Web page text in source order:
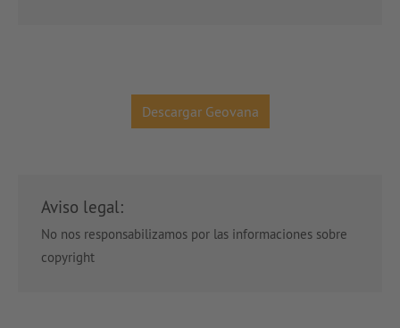
Descargar Geovana
Aviso legal:
No nos responsabilizamos por las informaciones sobre
copyright